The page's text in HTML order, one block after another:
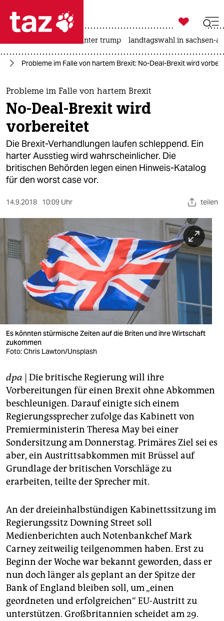
 taz zahl ich
taz zahl ich
themen
politik
öko
gesellschaft
kultur
sport
nord
wahrheit
verlag
verlag
veranstaltungen
shop
fragen & hilfe
unterstützen
abo
genossenschaft
epaper login

taz zahl ich
usa unter trump landtagswahl in sachsen-
Probleme im Falle von hartem Brexit: No-Deal-Brexit wird
Probleme im Falle von hartem Brexit
No-Deal-Brexit wird
vorbereitet
Die Brexit-Verhandlungen laufen schleppend. Ein
harter Ausstieg wird wahrscheinlicher. Die
britischen Behörden legen einen Hinweis-Katalog
für den worst case vor.
14.9.2018 10:09 Uhr teilen
Es könnten stürmische Zeiten auf die Briten und ihre Wirtschaft
zukommen
Foto: Chris Lawton/Unsplash
dpa | Die britische Regierung will ihre
Vorbereitungen für einen Brexit ohne Abkommen
beschleunigen. Darauf einigte sich einem
Regierungssprecher zufolge das Kabinett von
Premierministerin Theresa May bei einer
Sondersitzung am Donnerstag. Primäres Ziel sei es
aber, ein Austrittsabkommen mit Brüssel auf
Grundlage der britischen Vorschläge zu
erarbeiten, teilte der Sprecher mit.
An der dreieinhalbstündigen Kabinettssitzung im
Regierungssitz Downing Street soll
Medienberichten auch Notenbankchef Mark
Carney zeitweilig teilgenommen haben. Erst zu
Beginn der Woche war bekannt geworden, dass er
nun doch länger als geplant an der Spitze der
Bank of England bleiben soll, um „einen
geordneten und erfolgreichen“ EU-Austritt zu
unterstützen. Großbritannien scheidet am 29.